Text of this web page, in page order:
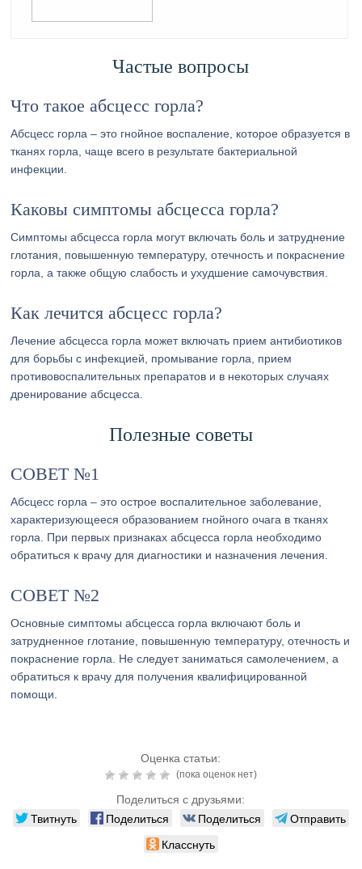
Частые вопросы
Что такое абсцесс горла?
Абсцесс горла – это гнойное воспаление, которое образуется в
тканях горла, чаще всего в результате бактериальной
инфекции.
Каковы симптомы абсцесса горла?
Симптомы абсцесса горла могут включать боль и затруднение
глотания, повышенную температуру, отечность и покраснение
горла, а также общую слабость и ухудшение самочувствия.
Как лечится абсцесс горла?
Лечение абсцесса горла может включать прием антибиотиков
для борьбы с инфекцией, промывание горла, прием
противовоспалительных препаратов и в некоторых случаях
дренирование абсцесса.
Полезные советы
СОВЕТ №1
Абсцесс горла – это острое воспалительное заболевание,
характеризующееся образованием гнойного очага в тканях
горла. При первых признаках абсцесса горла необходимо
обратиться к врачу для диагностики и назначения лечения.
СОВЕТ №2
Основные симптомы абсцесса горла включают боль и
затрудненное глотание, повышенную температуру, отечность и
покраснение горла. Не следует заниматься самолечением, а
обратиться к врачу для получения квалифицированной
помощи.
Оценка статьи:
(пока оценок нет)
Поделиться с друзьями:
Твитнуть Поделиться Поделиться
Отправить
Класснуть